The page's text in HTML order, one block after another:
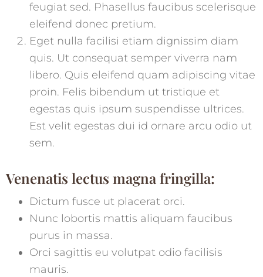
feugiat sed. Phasellus faucibus scelerisque
eleifend donec pretium.
Eget nulla facilisi etiam dignissim diam
quis. Ut consequat semper viverra nam
libero. Quis eleifend quam adipiscing vitae
proin. Felis bibendum ut tristique et
egestas quis ipsum suspendisse ultrices.
Est velit egestas dui id ornare arcu odio ut
sem.
Venenatis lectus magna fringilla:
Dictum fusce ut placerat orci.
Nunc lobortis mattis aliquam faucibus
purus in massa.
Orci sagittis eu volutpat odio facilisis
mauris.